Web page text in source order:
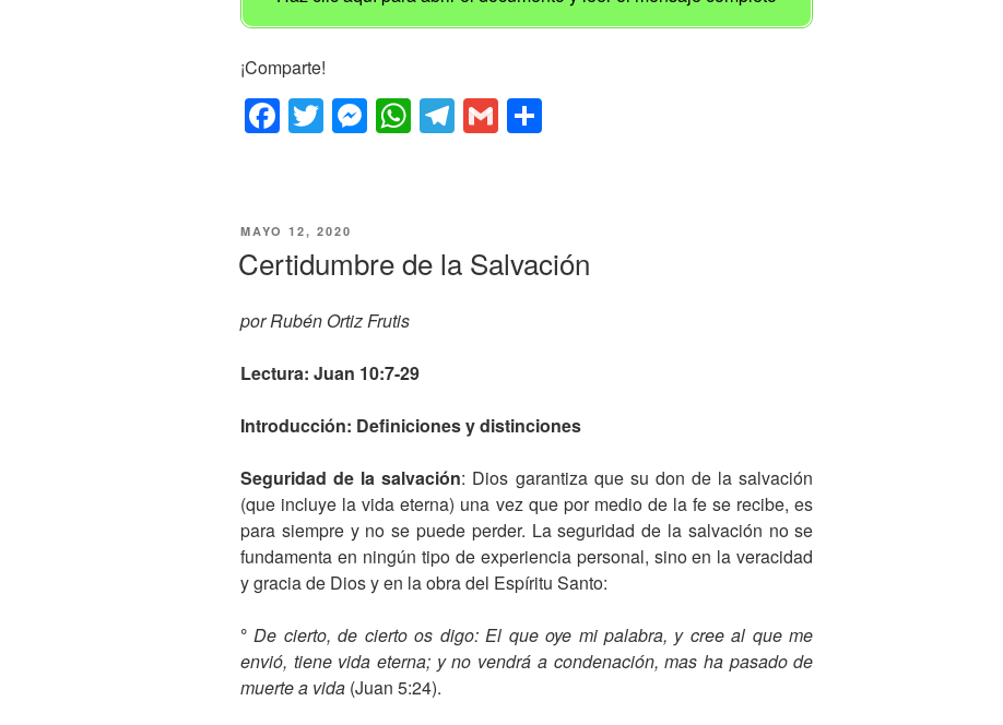
¡Comparte!
F
e
b
o
o
k
T
er
M
n
g
er
W
A
p
T
a
m
G
ar
tir
PUBLICADO
MAYO 12, 2020
Certidumbre de la Salvación
por Rubén Ortiz Frutis
Lectura: Juan 10:7-29
Introducción: Definiciones y distinciones
Seguridad de la salvación: Dios garantiza que su don de la salvación
(que incluye la vida eterna) una vez que por medio de la fe se recibe, es
para siempre y no se puede perder. La seguridad de la salvación no se
fundamenta en ningún tipo de experiencia personal, sino en la veracidad
y gracia de Dios y en la obra del Espíritu Santo:
°De cierto, de cierto os digo: El que oye mi palabra, y cree al que me
envió, tiene vida eterna; y no vendrá a condenación, mas ha pasado de
muerte a vida (Juan 5:24).